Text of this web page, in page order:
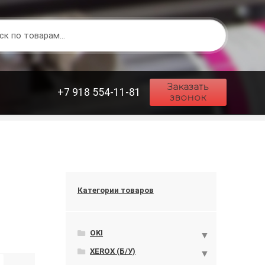
+7 918 554-11-81
Заказать
звонок
Категории товаров
OKI
XEROX (Б/У)